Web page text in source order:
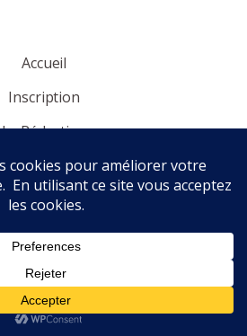
Accueil
Inscription
La Rédaction
Panorama